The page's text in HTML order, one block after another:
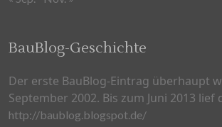
BauBlog-Geschichte
Der erste BauBlog-Eintrag überhaupt
September 2002. Bis zum Juni 2013 lief
http://baublog.blogspot.de/